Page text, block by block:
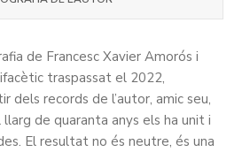
de Francesc Xavier Amorós i
traspassat el 2022,
dels records de l’autor, amic seu,
llarg de quaranta anys els ha unit i
El resultat no és neutre, és una